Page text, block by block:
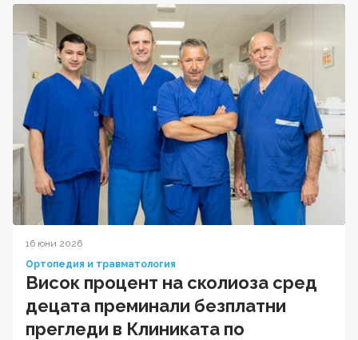
16 юни 2026
Ортопедия и травматология
Висок процент на сколиоза сред
децата преминали безплатни
прегледи в Клиниката по